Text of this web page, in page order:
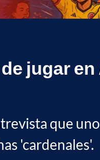
jugar
que
'cardenales'.